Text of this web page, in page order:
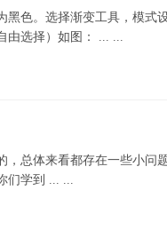
色。选择渐变工具，模式
由选择）如图： ... ...
总体来看都存在一些小问
们学到 ... ...